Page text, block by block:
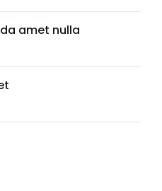
amet nulla